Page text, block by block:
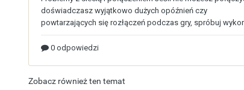
Zobacz również ten temat